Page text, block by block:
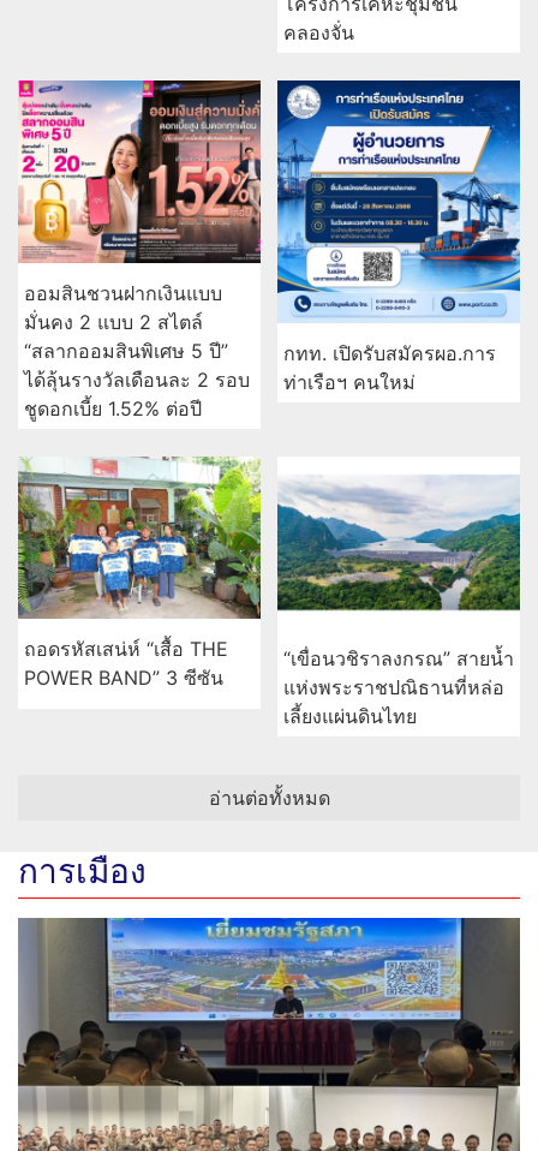
คลองจั่น
ออมสินชวนฝากเงินแบบ
มั่นคง 2 แบบ 2 สไตล์
“สลากออมสินพิเศษ 5 ปี”
ได้ลุ้นรางวัลเดือนละ 2 รอบ
ชูดอกเบี้ย 1.52% ต่อปี
กทท. เปิดรับสมัครผอ.การ
ท่าเรือฯ คนใหม่
ถอดรหัสเสน่ห์ “เสื้อ THE
POWER BAND” 3 ซีซัน
“เขื่อนวชิราลงกรณ” สายน้ำ
แห่งพระราชปณิธานที่หล่อ
เลี้ยงแผ่นดินไทย
อ่านต่อทั้งหมด
การเมือง